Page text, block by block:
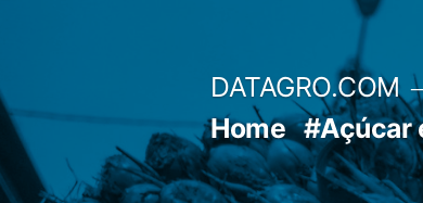
o
conteúdo
DATAGRO.COM
Home #Açúcar